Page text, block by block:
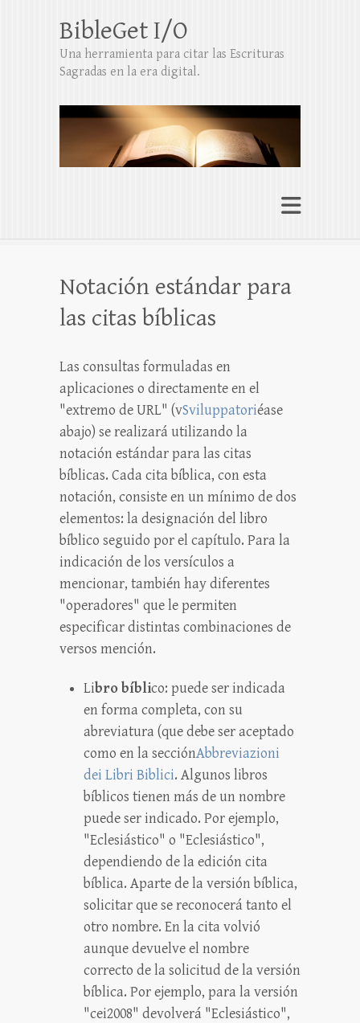
BibleGet I/O
Una herramienta para citar las Escrituras
Sagradas en la era digital.
Notación estándar para
las citas bíblicas
Las consultas formuladas en
aplicaciones o directamente en el
"extremo de URL" (vSviluppatoriéase
abajo) se realizará utilizando la
notación estándar para las citas
bíblicas. Cada cita bíblica, con esta
notación, consiste en un mínimo de dos
elementos: la designación del libro
bíblico seguido por el capítulo. Para la
indicación de los versículos a
mencionar, también hay diferentes
"operadores" que le permiten
especificar distintas combinaciones de
versos mención.
Libro bíblico: puede ser indicada
en forma completa, con su
abreviatura (que debe ser aceptado
como en la secciónAbbreviazioni
dei Libri Biblici. Algunos libros
bíblicos tienen más de un nombre
puede ser indicado. Por ejemplo,
"Eclesiástico" o "Eclesiástico",
dependiendo de la edición cita
bíblica. Aparte de la versión bíblica,
solicitar que se reconocerá tanto el
otro nombre. En la cita volvió
aunque devuelve el nombre
correcto de la solicitud de la versión
bíblica. Por ejemplo, para la versión
"cei2008" devolverá "Eclesiástico",